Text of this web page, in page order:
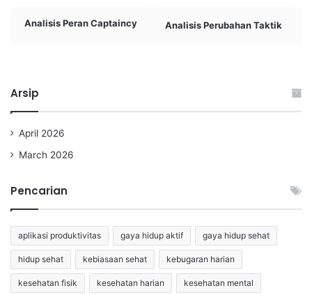
Analisis Peran Captaincy Analisis Perubahan Taktik
Arsip
April 2026
March 2026
Pencarian
aplikasi produktivitas gaya hidup aktif gaya hidup sehat
hidup sehat kebiasaan sehat kebugaran harian
kesehatan fisik kesehatan harian kesehatan mental